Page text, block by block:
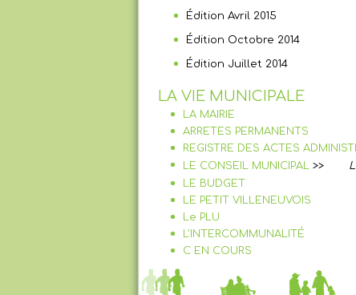
Édition Avril 2015
Édition Octobre 2014
Édition Juillet 2014
LA VIE MUNICIPALE
LA MAIRIE
ARRETES PERMANENTS
REGISTRE DES ACTES
LE CONSEIL MUNICIPAL >>
LE BUDGET
LE PETIT VILLENEUVOIS
Le PLU
L'INTERCOMMUNALITÉ
C EN COURS